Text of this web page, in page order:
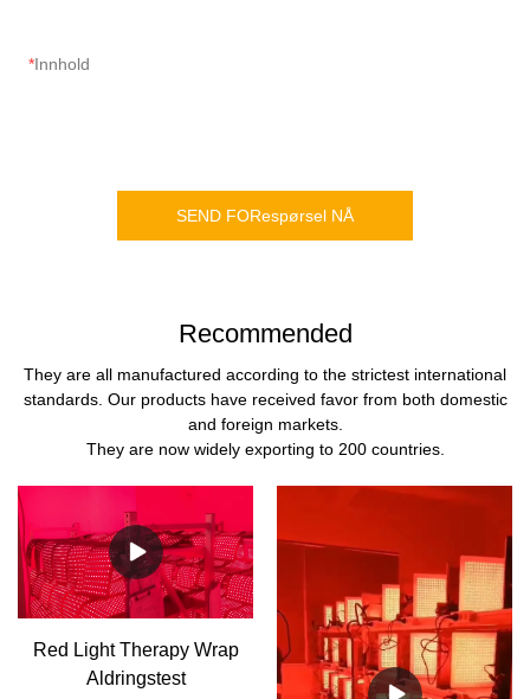
Innhold
SEND FORespørsel NÅ
Recommended
They are all manufactured according to the strictest international
standards. Our products have received favor from both domestic
and foreign markets.
They are now widely exporting to 200 countries.
Red Light Therapy Wrap
Aldringstest